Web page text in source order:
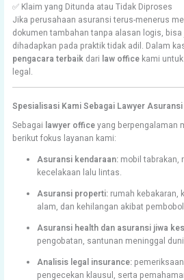
✅ Klaim yang Ditunda atau Tidak Diproses
Jika perusahaan asuransi terus-menerus
dokumen tambahan tanpa alasan logis,
dihadapkan pada praktik tidak adil. Dalam
pengacara terbaik dari law office kami
legal.
Spesialisasi Kami Sebagai Lawyer Asuransi
Sebagai lawyer officeyang berpengalaman
berikut fokus layanan kami:
Asuransi kendaraan: mobil tabrakan,
kecelakaan lalu lintas.
Asuransi properti: rumah kebakaran,
alam, dan kehilangan akibat
Asuransi health dan asuransi jiwa
pengobatan, santunan meninggal
Analisis legal insurance: pemeriksaan
pengecekan klausul, serta